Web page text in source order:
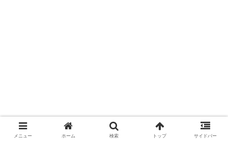
メニュー ホーム 検索 トップ サイドバー